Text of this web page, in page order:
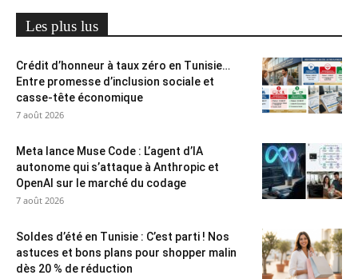
Les plus lus
Crédit d’honneur à taux zéro en Tunisie…
Entre promesse d’inclusion sociale et
casse-tête économique
7 août 2026
Meta lance Muse Code : L’agent d’IA
autonome qui s’attaque à Anthropic et
OpenAI sur le marché du codage
7 août 2026
Soldes d’été en Tunisie : C’est parti ! Nos
astuces et bons plans pour shopper malin
dès 20 % de réduction